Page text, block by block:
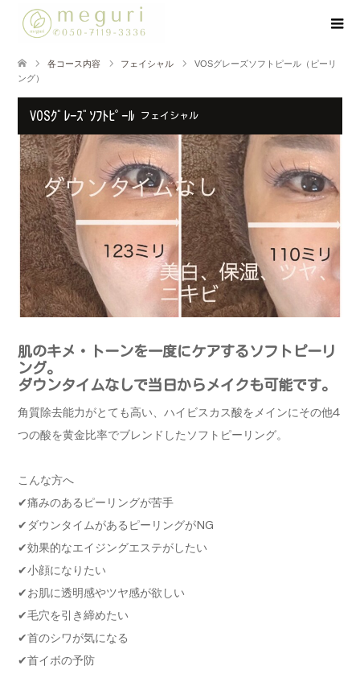
各コース内容 フェイシャル
VOSグレーズソフトピール（ピーリ
ング）
VOSｸﾞﾚｰｽﾞｿﾌﾄﾋﾟｰﾙ フェイシャル
肌のキメ・トーンを一度にケアするソフトピーリ
ング。
ダウンタイムなしで当日からメイクも可能です。
角質除去能力がとても高い、ハイビスカス酸をメインにその他4
つの酸を黄金比率でブレンドしたソフトピーリング。
こんな方へ
✔︎痛みのあるピーリングが苦手
✔︎ダウンタイムがあるピーリングがNG
✔︎効果的なエイジングエステがしたい
✔︎小顔になりたい
✔︎お肌に透明感やツヤ感が欲しい
✔︎毛穴を引き締めたい
✔︎首のシワが気になる
✔︎首イボの予防